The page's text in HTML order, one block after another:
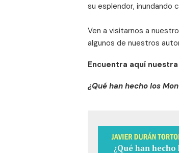
su esplendor, inundando
Ven a visitarnos a
algunos de nuestros
Encuentra aquí
¿Qué han hecho los